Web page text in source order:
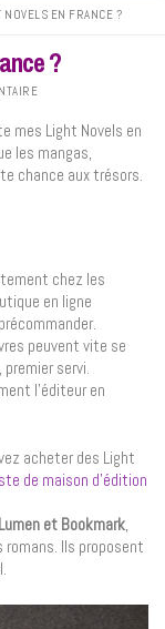
NOVELS EN FRANCE ?
?
mes Light Novels en
les mangas,
chance aux trésors.
chez les
en ligne
peuvent vite se
servi.
l’éditeur en
acheter des Light
de maison d’édition
et Bookmark,
Ils proposent